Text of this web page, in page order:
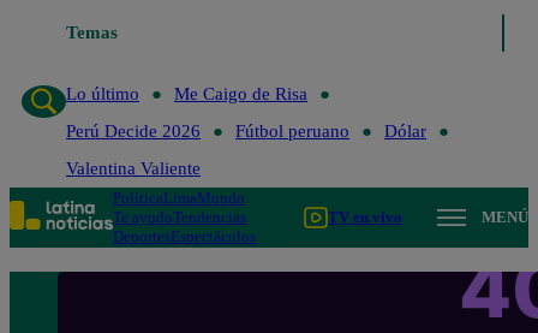
Temas
Lo último
Me Caigo de Risa
Perú Decide 2026
Fútbol peruano
Dólar
Valentina Valiente
PolíticaLimaMundo
Te ayudoTendencias
DeportesEspectáculos
TV en vivo MENÚ